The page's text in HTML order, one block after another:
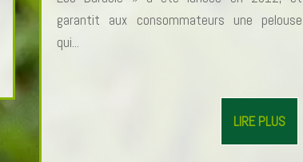
garantit aux consommateurs une pelouse
qui...
LIRE PLUS